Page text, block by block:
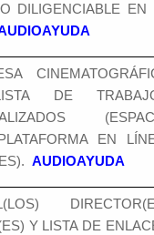
DILIGENCIABLE EN
DE
EN
AUDIOAYUDA
Y LISTA DE